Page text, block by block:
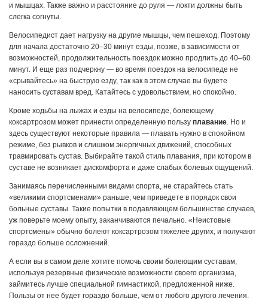
и мышцах. Также важно и расстояние до руля — локти должны быть
слегка согнуты.
Велосипе­дист дает нагрузку на другие мыш­цы, чем пешеход. Поэтому
для начала достаточно 20–30 минут езды, позже, в зависимости от
возможностей, продолжительность поез­док можно продлить до 40–60
минут. И еще раз подчеркну — во время поездок на велосипеде не
«срывайтесь» на быструю езду, так как в этом случае вы будете
наносить суставам вред. Катайтесь с удовольствием, но спокойно.
Кроме ходьбы на лыжах и езды на велосипеде, болеющему
коксартрозом может принести определенную пользу плавание. Но и
здесь существуют некоторые правила — плавать нужно в спокойном
режиме, без рывков и слишком энергичных движений, способных
травмировать сустав. Выбирайте такой стиль плавания, при котором в
суставе не возникает дискомфорта и даже слабых болевых ощущений.
Занимаясь перечисленными видами спорта, не старайтесь стать
«великими спортсменами» раньше, чем приведете в порядок свои
больные суставы. Такие попытки в подавляющем большинстве случаев,
уж поверьте моему опыту, заканчиваются печально. «Неистовые
спортсмены» обычно болеют коксартрозом тяжелее других, и получают
гораздо больше осложнений.
А если вы в самом деле хотите помочь своим болеющим суставам,
используя резервные физические возможности своего организма,
займитесь лучше специальной гимнастикой, предложенной ниже.
Пользы от нее будет гораздо больше, чем от любого другого лечения.